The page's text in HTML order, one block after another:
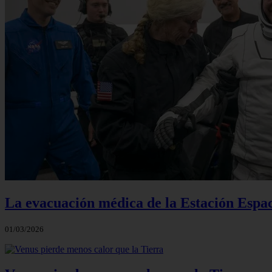
La evacuación médica de la Estación
01/03/2026